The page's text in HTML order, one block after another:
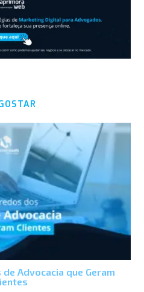
Advocacia que Geram